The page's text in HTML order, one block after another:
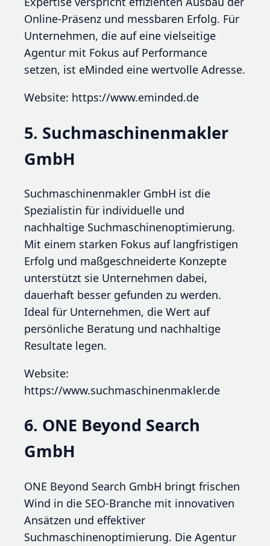
Online-Präsenz und messbaren Erfolg. Für
Unternehmen, die auf eine vielseitige
Agentur mit Fokus auf Performance
setzen, ist eMinded eine wertvolle Adresse.
Website: https://www.eminded.de
5. Suchmaschinenmakler
GmbH
Suchmaschinenmakler GmbH ist die
Spezialistin für individuelle und
nachhaltige Suchmaschinenoptimierung.
Mit einem starken Fokus auf langfristigen
Erfolg und maßgeschneiderte Konzepte
unterstützt sie Unternehmen dabei,
dauerhaft besser gefunden zu werden.
Ideal für Unternehmen, die Wert auf
persönliche Beratung und nachhaltige
Resultate legen.
Website:
https://www.suchmaschinenmakler.de
6. ONE Beyond Search
GmbH
ONE Beyond Search GmbH bringt frischen
Wind in die SEO-Branche mit innovativen
Ansätzen und effektiver
Suchmaschinenoptimierung. Die Agentur